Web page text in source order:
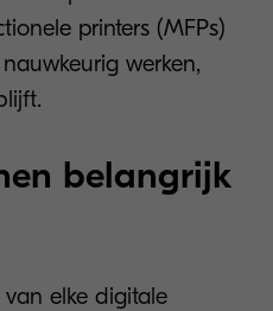
printers (MFPs)
werken,
belangrijk
elke digitale